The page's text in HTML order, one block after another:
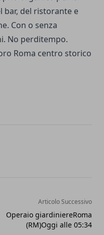
bar, del ristorante e
Con o senza
No perditempo.
Roma centro storico
Articolo Successivo
Operaio giardiniereRoma
(RM)Oggi alle 05:34